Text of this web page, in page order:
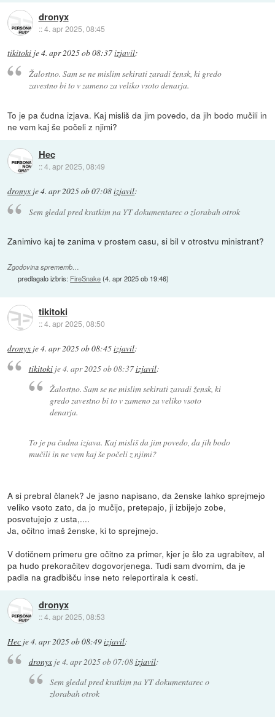
dronyx
::4. apr 2025, 08:45
tikitoki je4. apr 2025 ob 08:37izjavil:
Žalostno. Sam se ne mislim sekirati zaradi žensk, ki gredo
zavestno bi to v zameno za veliko vsoto denarja.
To je pa čudna izjava. Kaj misliš da jim povedo, da jih bodo mučili in
ne vem kaj še počeli z njimi?
Hec
::4. apr 2025, 08:49
dronyx je4. apr 2025 ob 07:08izjavil:
Sem gledal pred kratkim na YT dokumentarec o zlorabah otrok
Zanimivo kaj te zanima v prostem casu, si bil v otrostvu ministrant?
Zgodovina sprememb…
predlagalo izbris: FireSnake(4. apr 2025 ob 19:46)
tikitoki
::4. apr 2025, 08:50
dronyx je4. apr 2025 ob 08:45izjavil:
tikitokije4. apr 2025 ob 08:37izjavil:
Žalostno. Sam se ne mislim sekirati zaradi žensk, ki
gredo zavestno bi to v zameno za veliko vsoto
denarja.
To je pa čudna izjava. Kaj misliš da jim povedo, da jih bodo
mučili in ne vem kaj še počeli z njimi?
A si prebral članek? Je jasno napisano, da ženske lahko sprejmejo
veliko vsoto zato, da jo mučijo, pretepajo, ji izbijejo zobe,
posvetujejo z usta,....
Ja, očitno imaš ženske, ki to sprejmejo.
V dotičnem primeru gre očitno za primer, kjer je šlo za ugrabitev, al
pa hudo prekoračitev dogovorjenega. Tudi sam dvomim, da je
padla na gradbišču inse neto releportirala k cesti.
dronyx
::4. apr 2025, 08:53
Hec je4. apr 2025 ob 08:49izjavil:
dronyxje4. apr 2025 ob 07:08izjavil:
Sem gledal pred kratkim na YT dokumentarec o
zlorabah otrok